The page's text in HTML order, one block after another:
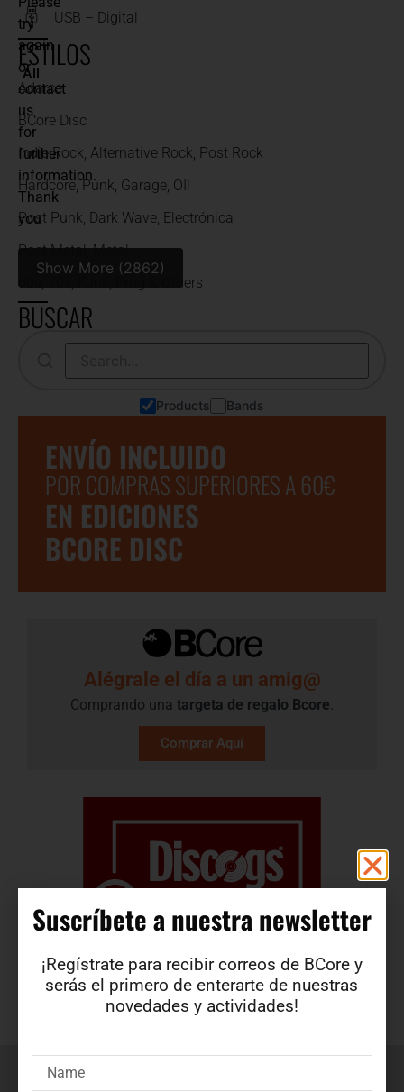
USB – Digital
ESTILOS
All
Adarce
BCore Disc
Indie Rock, Alternative Rock, Post Rock
Hardcore, Punk, Garage, OI!
Post Punk, Dark Wave, Electrónica
Post Metal, Metal
60s, 70s, Funk, Prog & Others
BUSCAR
Products Bands
ENVÍO INCLUIDO
POR COMPRAS SUPERIORES A 60€
EN EDICIONES
BCORE DISC
Alégrale el día a un amig@
Comprando una targeta de regalo​ Bcore.
Comprar Aquí
try
again
or
contact
us
for
further
information.
Thank
you
Show More (2862)
Suscríbete a nuestra newsletter
Suscríbete a nuestra newsletter​
¡Regístrate para recibir correos de BCore y
serás el primero de enterarte de nuestras
novedades y actividades!